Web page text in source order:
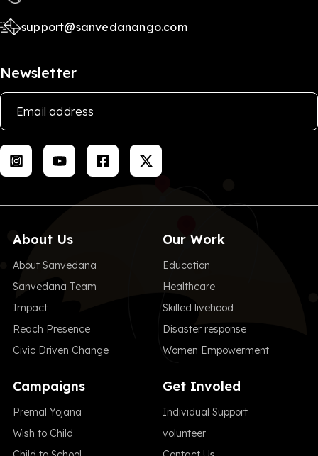
support@sanvedanango.com
Newsletter
About Us
About Sanvedana
Sanvedana Team
Impact
Reach Presence
Civic Driven Change
Our Work
Education
Healthcare
Skilled livehood
Disaster response
Women Empowerment
Campaigns
Premal Yojana
Wish to Child
Get Involed
Individual Support
volunteer